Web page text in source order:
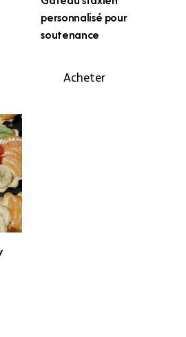
personnalisé pour
soutenance
Acheter